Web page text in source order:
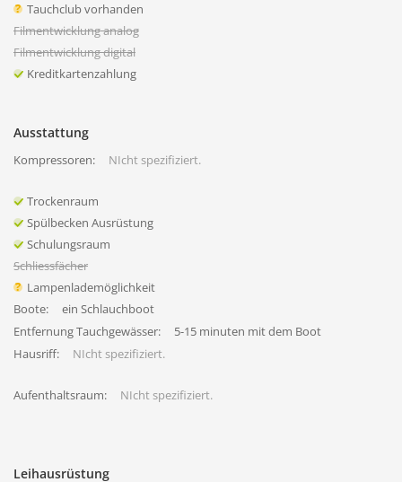
Tauchclub vorhanden
Filmentwicklung analog
Filmentwicklung digital
Kreditkartenzahlung
Ausstattung
Kompressoren: NIcht spezifiziert.
Trockenraum
Spülbecken Ausrüstung
Schulungsraum
Schliessfächer
Lampenlademöglichkeit
Boote:
ein Schlauchboot
Entfernung Tauchgewässer:
5-15 minuten mit dem Boot
Hausriff:
NIcht spezifiziert.
Aufenthaltsraum: NIcht spezifiziert.
Leihausrüstung